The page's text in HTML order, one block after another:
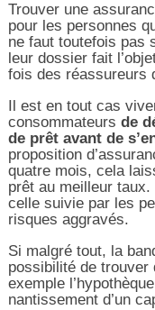
Trouver une
pour les personnes
ne faut toutefois pas
leur dossier fait
fois des réassureurs
Il est en tout cas
consommateurs de
de prêt avant de
proposition
quatre mois, cela
prêt au meilleur
celle suivie par les
risques aggravés.
Si malgré tout, la
possibilité de trouver
exemple
nantissement d’un